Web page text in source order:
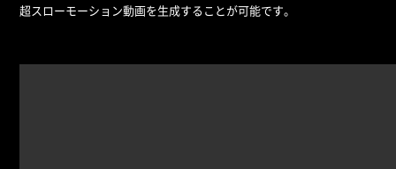
超スローモーション動画を生成することが可能です。